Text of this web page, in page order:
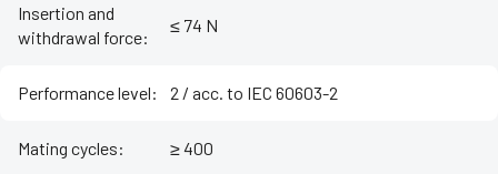
Insertion and
withdrawal force:
≤ 74 N
Performance level: 2 / acc. to IEC 60603-2
Mating cycles: ≥ 400